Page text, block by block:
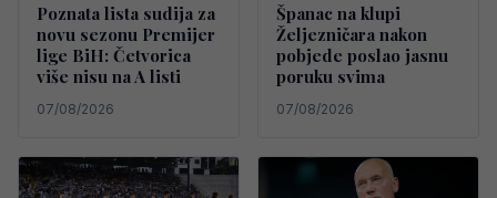
Poznata lista sudija za
novu sezonu Premijer
lige BiH: Četvorica
više nisu na A listi
07/08/2026
Španac na klupi
Željezničara nakon
pobjede poslao jasnu
poruku svima
07/08/2026